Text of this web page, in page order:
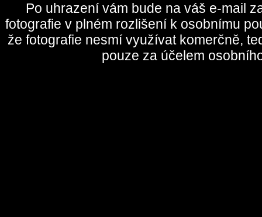
Po uhrazení vám bude na váš e-mail
fotografie v plném rozlišení k osobnímu
že fotografie nesmí využívat komerčně,
pouze za účelem